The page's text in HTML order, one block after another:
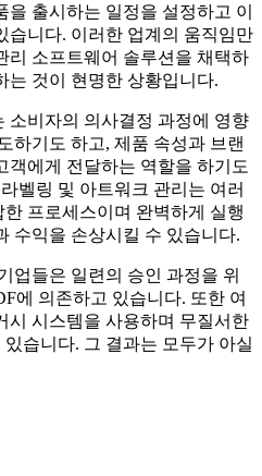
출시하는 일정을 설정하고 이
습니다. 이러한 업계의 움직임만
리 소프트웨어 솔루션을 채택하
는 것이 현명한 상황입니다.
소비자의 의사결정 과정에 영향
하기도 하고, 제품 속성과 브랜
객에게 전달하는 역할을 하기도
벨링 및 아트워크 관리는 여러
프로세스이며 완벽하게 실행
수익을 손상시킬 수 있습니다.
업들은 일련의 승인 과정을 위
에 의존하고 있습니다. 또한 여
시 시스템을 사용하며 무질서한
습니다. 그 결과는 모두가 아실